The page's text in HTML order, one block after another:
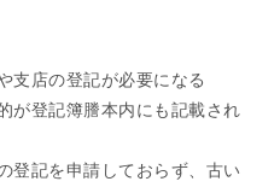
支店の登記が必要になる
が登記簿謄本内にも記載され
登記を申請しておらず、古い